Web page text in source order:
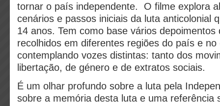
tornar o país independente. O filme explora
cenários e passos iniciais da luta anticolonial
14 anos. Tem como base vários depoimentos
recolhidos em diferentes regiões do país e no
contemplando vozes distintas: tanto dos
libertação, de género e de extratos sociais.
É um olhar profundo sobre a luta pela
sobre a memória desta luta e uma referência